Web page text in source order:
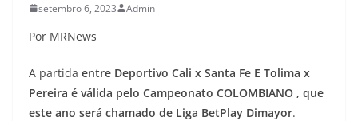
setembro 6, 2023 Admin
Por MRNews
A partida entre Deportivo Cali x Santa Fe E Tolima x
Pereira é válida pelo Campeonato COLOMBIANO , que
este ano será chamado de Liga BetPlay Dimayor.